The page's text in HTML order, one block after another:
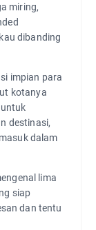
miring,
dibanding
impian para
kotanya
destinasi,
dalam
lima
siap
dan tentu